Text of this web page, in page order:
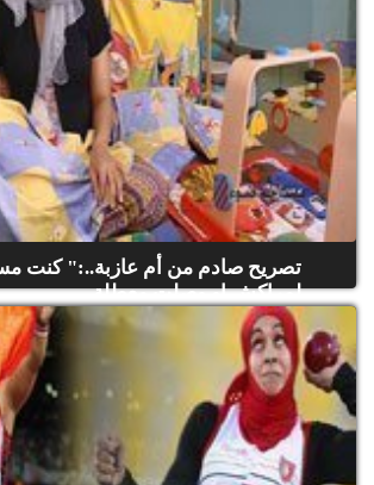
تصريح صادم من أم عازبة..:" كنت
لمراكش او وصلت معطلة...